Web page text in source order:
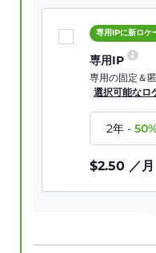
専用IPに新ロケ
専用IP
専用の固定＆
選択可能なロ
2年-50
$2.50 ／月